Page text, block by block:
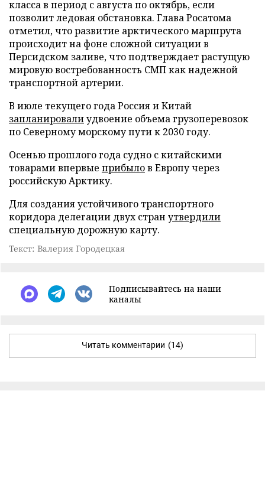
класса в период с августа по октябрь, если
позволит ледовая обстановка. Глава Росатома
отметил, что развитие арктического маршрута
происходит на фоне сложной ситуации в
Персидском заливе, что подтверждает растущую
мировую востребованность СМП как надежной
транспортной артерии.
В июле текущего года Россия и Китай
запланировалиудвоение объема грузоперевозок
по Северному морскому пути к 2030 году.
Осенью прошлого года судно с китайскими
товарами впервые прибылов Европу через
российскую Арктику.
Для создания устойчивого транспортного
коридора делегации двух стран утвердили
специальную дорожную карту.
Текст: Валерия Городецкая
Подписывайтесь на наши
каналы
Читать комментарии (14)